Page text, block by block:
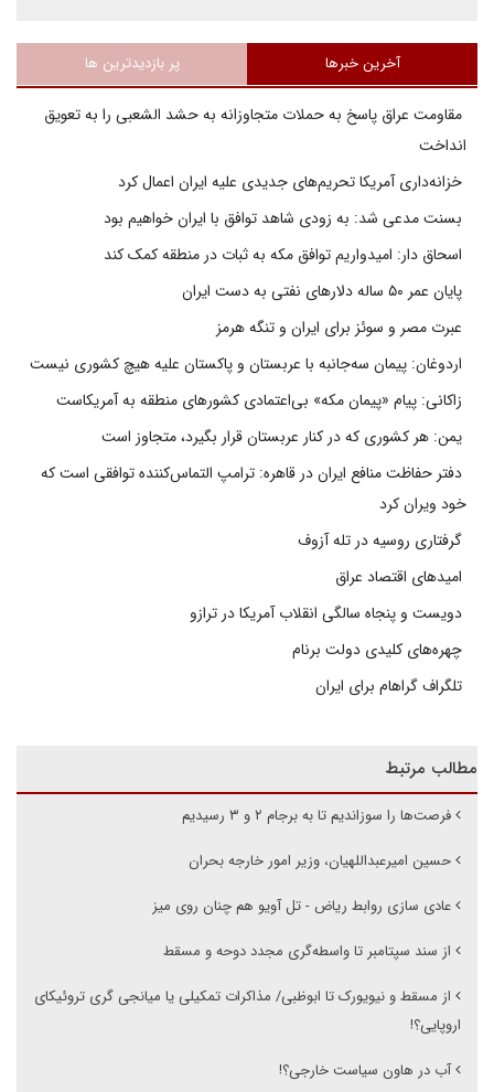
آخرین خبرها پر بازدیدترین ها
مقاومت عراق پاسخ به حملات متجاوزانه به حشد الشعبی را به تعویق
انداخت
خزانه‌داری آمریکا تحریم‌های جدیدی علیه ایران اعمال کرد
بسنت مدعی شد: به زودی شاهد توافق با ایران خواهیم بود
اسحاق دار: امیدواریم توافق مکه به ثبات در منطقه کمک کند
پایان عمر ۵۰ ساله دلارهای نفتی به دست ایران
عبرت مصر و سوئز برای ایران و تنگه هرمز
اردوغان: پیمان سه‌جانبه با عربستان و پاکستان علیه هیچ کشوری نیست
زاکانی: پیام «پیمان مکه» بی‌اعتمادی کشورهای منطقه به آمریکاست
یمن: هر کشوری که در کنار عربستان قرار بگیرد، متجاوز است
دفتر حفاظت منافع ایران در قاهره: ترامپ التماس‌کننده توافقی است که
خود ویران کرد
گرفتاری روسیه در تله آزوف
امیدهای اقتصاد عراق
دویست و پنجاه سالگی انقلاب آمریکا در ترازو
چهره‌های کلیدی دولت برنام
تلگراف گراهام برای ایران
مطالب مرتبط
فرصت‌ها را سوزاندیم تا به برجام ۲ و ۳ رسیدیم
حسین امیرعبداللهیان، وزیر امور خارجه بحران
عادی سازی روابط ریاض - تل آویو هم چنان روی میز
از سند سپتامبر تا واسطه‌گری مجدد دوحه و مسقط
از مسقط و نیویورک تا ابوظبی/ مذاکرات تمکیلی یا میانجی گری تروئیکای
اروپایی؟!
آب در هاون سیاست خارجی؟!